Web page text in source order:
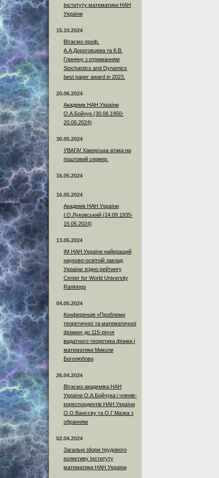
Інституту математики НАН
України
15.10.2024
Вітаємо проф.
А.А.Дороговцева та К.В.
Глиняну з отриманням
Stochastics and Dynamics
best paper award in 2023.
20.06.2024
Академік НАН України
О.А.Бойчук (30.06.1950-
20.06.2024)
30.05.2024
УВАГА! Хакерська атака на
поштовий сервер.
16.05.2024
16.05.2024
Академік НАН України
І.О.Луковський (24.09.1935-
15.05.2024)
13.05.2024
ІМ НАН України найкращий
науково-освітній заклад
України згідно рейтингу
Center for World University
Rankings
04.05.2024
Конференція «Проблеми
теоретичної та математичної
фізики» до 115-річчя
видатного теоретика фізики і
математики Миколи
Боголюбова
26.04.2024
Вітаємо академіка НАН
України О.А.Бойчука і членів-
кореспондентів НАН України
О.О.Ванєєву та О.Г.Мазка з
обранням
02.04.2024
Загальні збори трудового
колективу Інституту
математики НАН України